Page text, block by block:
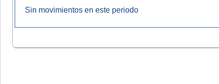
Sin movimientos en este periodo